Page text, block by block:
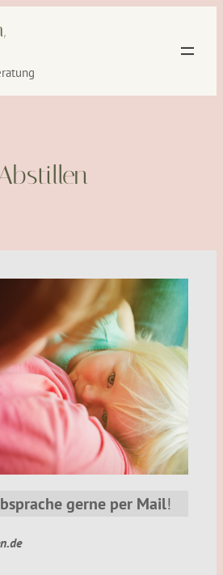
gerne per Mail!